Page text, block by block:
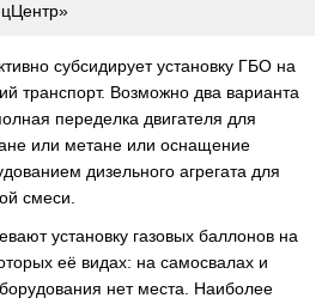
субсидирует установку ГБО на
транспорт. Возможно два варианта
переделка двигателя для
или метане или оснащение
дизельного агрегата для
смеси.
установку газовых баллонов на
её видах: на самосвалах и
нет места. Наиболее